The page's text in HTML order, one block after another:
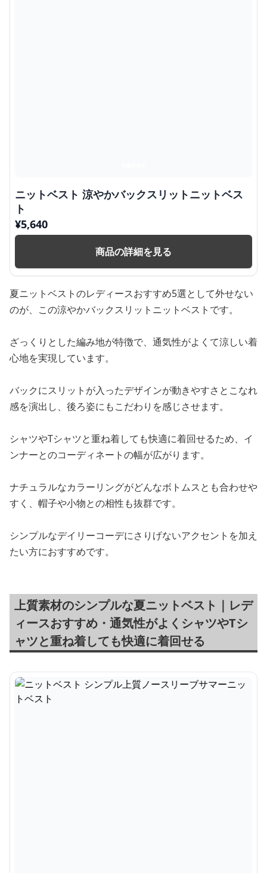
ニットベスト 涼やかバックスリットニットベス
ト
¥5,640
商品の詳細を見る
夏ニットベストのレディースおすすめ5選として外せない
のが、この涼やかバックスリットニットベストです。
ざっくりとした編み地が特徴で、通気性がよくて涼しい着
心地を実現しています。
バックにスリットが入ったデザインが動きやすさとこなれ
感を演出し、後ろ姿にもこだわりを感じさせます。
シャツやTシャツと重ね着しても快適に着回せるため、イ
ンナーとのコーディネートの幅が広がります。
ナチュラルなカラーリングがどんなボトムスとも合わせや
すく、帽子や小物との相性も抜群です。
シンプルなデイリーコーデにさりげないアクセントを加え
たい方におすすめです。
上質素材のシンプルな夏ニットベスト｜レデ
ィースおすすめ・通気性がよくシャツやTシ
ャツと重ね着しても快適に着回せる